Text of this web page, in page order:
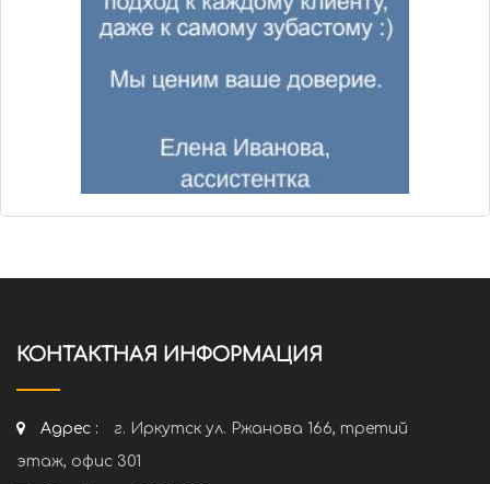
КОНТАКТНАЯ ИНФОРМАЦИЯ
Адрес :
г. Иркутск ул. Ржанова 166, третий
этаж, офис 301